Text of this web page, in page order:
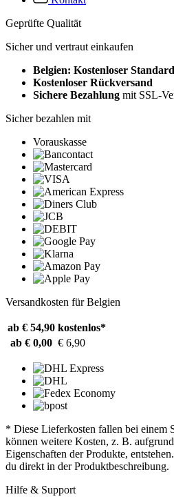
Geprüfte Qualität
Sicher und vertraut einkaufen
Belgien: Kostenloser
Kostenloser Rückversand
Sichere Bezahlung mit SSL-
Sicher bezahlen mit
Vorauskasse
Versandkosten für Belgien
ab € 54,90 kostenlos*
ab € 0,00 € 6,90
* Diese Lieferkosten fallen bei einem
können weitere Kosten, z. B.
Eigenschaften der Produkte,
du direkt in der Produktbeschreibung.
Hilfe & Support